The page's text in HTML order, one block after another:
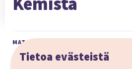
MATKAN HINTAAN SISÄLTYY:
Valitsemasi lennot välilaskulla
Tietoa evästeistä